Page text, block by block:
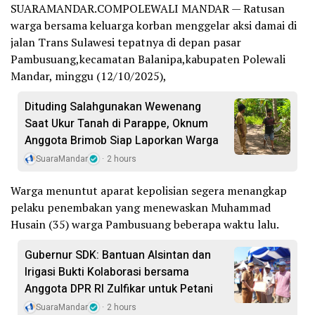
SUARAMANDAR.COMPOLEWALI MANDAR — Ratusan
warga bersama keluarga korban menggelar aksi damai di
jalan Trans Sulawesi tepatnya di depan pasar
Pambusuang,kecamatan Balanipa,kabupaten Polewali
Mandar, minggu (12/10/2025),
Dituding Salahgunakan Wewenang
Saat Ukur Tanah di Parappe, Oknum
Anggota Brimob Siap Laporkan Warga
SuaraMandar 2 hours
Warga menuntut aparat kepolisian segera menangkap
pelaku penembakan yang menewaskan Muhammad
Husain (35) warga Pambusuang beberapa waktu lalu.
Gubernur SDK: Bantuan Alsintan dan
Irigasi Bukti Kolaborasi bersama
Anggota DPR RI Zulfikar untuk Petani
SuaraMandar 2 hours